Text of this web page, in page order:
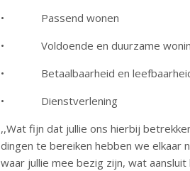
• Passend wonen
• Voldoende en duurzame
• Betaalbaarheid en
• Dienstverlening
,,Wat fijn dat jullie ons hierbij
dingen te bereiken hebben we elkaar
waar jullie mee bezig zijn, wat aansluit